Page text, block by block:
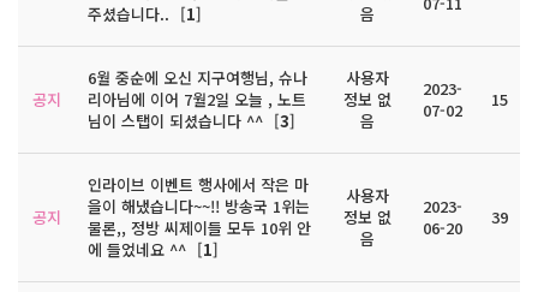
주셨습니다.. [1]
음
공지
6월 중순에 오신 지구여행님, 슈나
리아님에 이어 7월2일 오늘 , 노트
님이 스탭이 되셨습니다 ^^ [3]
사용자
정보 없
음
2023-
07-02
15
공지
인라이브 이벤트 행사에서 작은 마
을이 해냈습니다~~!! 방송국 1위는
물론,, 정방 씨제이들 모두 10위 안
에 들었네요 ^^ [1]
사용자
정보 없
음
2023-
06-20
39